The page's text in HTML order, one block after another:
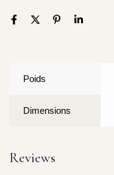
Poids
Dimensions
Reviews